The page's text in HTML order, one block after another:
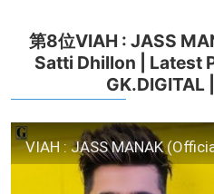
第8位VIAH : JASS
Satti Dhillon | Latest
GK.DIGITAL